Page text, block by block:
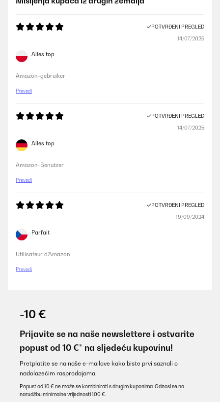
POTVRĐENI PREGLED
14/07/2025
Alles top
Amazon-gebruiker
Prevedi
POTVRĐENI PREGLED
14/07/2025
Alles top
Amazon-Benutzer
Prevedi
POTVRĐENI PREGLED
19/09/2024
Parfait
Utilisateur d'Amazon
Prevedi
-10 €
Prijavite se na naše newslettere i ostvarite
popust od 10 €* na sljedeću kupovinu!
Pretplatite se na naše e-mailove kako biste prvi saznali o
nadolazećim rasprodajama.
Popust od 10 € ne može se kombinirati s drugim kuponima. Odnosi se na
narudžbu minimalne vrijednosti 100 €.